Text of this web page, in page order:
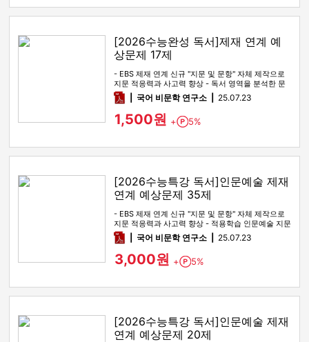
[2026수능완성 독서]제재 연계 예
상문제 17제
- EBS 제재 연계 신규 "지문 및 문항" 자체 제작으로
지문 적응력과 사고력 향상 - 독서 영역을 분석한 문
제지로 실전 …
pdf국어 비문학 연구소 25.07.23
1,500원 + Point
5%
[2026수능특강 독서]인문예술 제재
연계 예상문제 35제
- EBS 제재 연계 신규 "지문 및 문항" 자체 제작으로
지문 적응력과 사고력 향상 - 적용학습 인문예술 지문
전 범위를 …
pdf국어 비문학 연구소 25.07.23
3,000원 + Point
5%
[2026수능특강 독서]인문예술 제재
연계 예상문제 20제